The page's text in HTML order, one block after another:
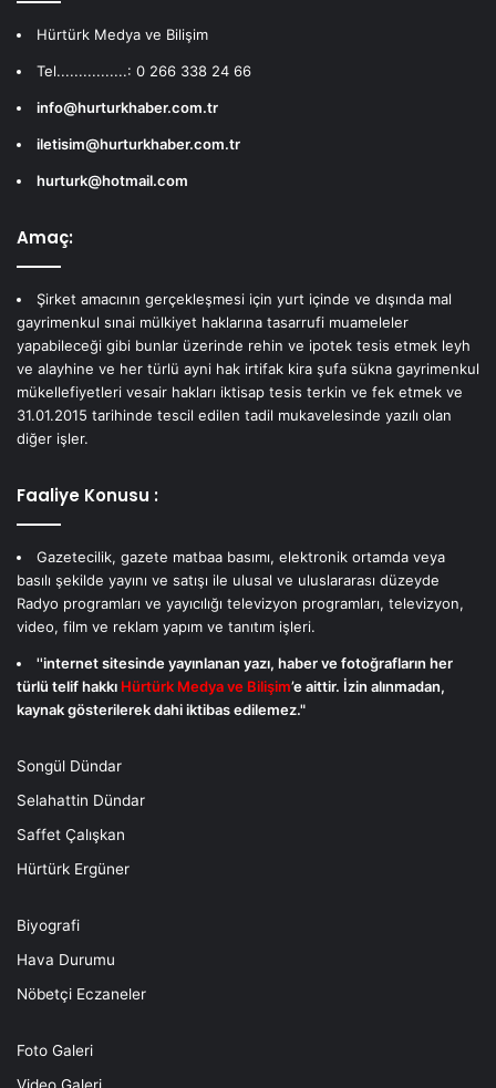
Hürtürk Medya ve Bilişim
Tel................: 0 266 338 24 66
info@hurturkhaber.com.tr
iletisim@hurturkhaber.com.tr
hurturk@hotmail.com
Amaç:
Şirket amacının gerçekleşmesi için yurt içinde ve dışında mal
gayrimenkul sınai mülkiyet haklarına tasarrufi muameleler
yapabileceği gibi bunlar üzerinde rehin ve ipotek tesis etmek leyh
ve alayhine ve her türlü ayni hak irtifak kira şufa sükna gayrimenkul
mükellefiyetleri vesair hakları iktisap tesis terkin ve fek etmek ve
31.01.2015 tarihinde tescil edilen tadil mukavelesinde yazılı olan
diğer işler.
Faaliye Konusu :
Gazetecilik, gazete matbaa basımı, elektronik ortamda veya
basılı şekilde yayını ve satışı ile ulusal ve uluslararası düzeyde
Radyo programları ve yayıcılığı televizyon programları, televizyon,
video, film ve reklam yapım ve tanıtım işleri.
''internet sitesinde yayınlanan yazı, haber ve fotoğrafların her
türlü telif hakkı Hürtürk Medya ve Bilişim’e aittir. İzin alınmadan,
kaynak gösterilerek dahi iktibas edilemez."
Songül Dündar
Selahattin Dündar
Saffet Çalışkan
Hürtürk Ergüner
Biyografi
Hava Durumu
Nöbetçi Eczaneler
Foto Galeri
Video Galeri